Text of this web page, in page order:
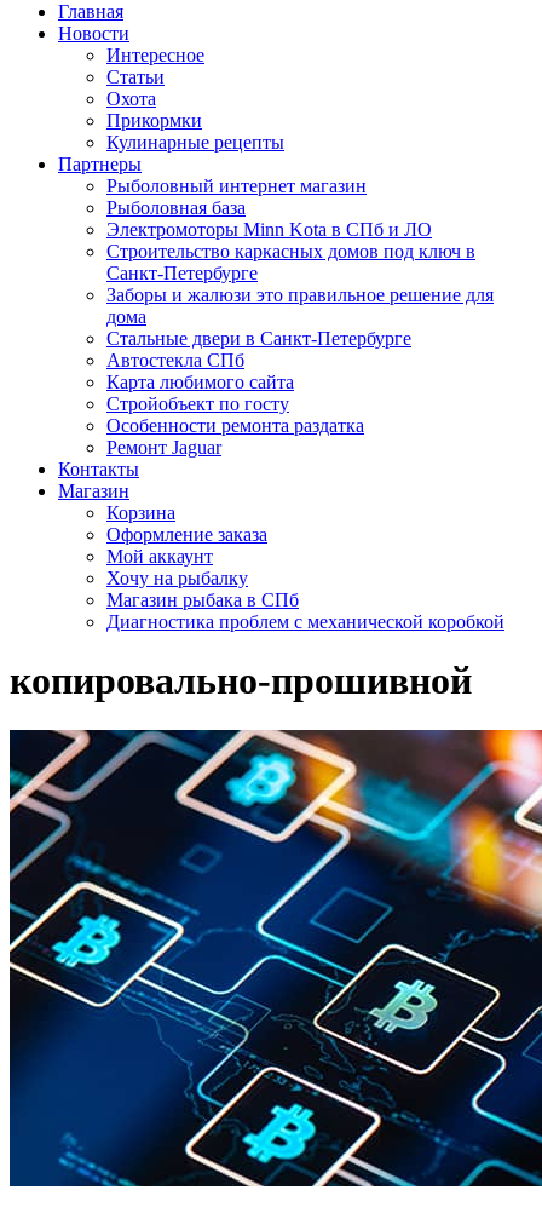
Главная
Новости
Интересное
Статьи
Охота
Прикормки
Кулинарные рецепты
Партнеры
Рыболовный интернет магазин
Рыболовная база
Электромоторы Minn Kota в СПб и ЛО
Строительство каркасных домов под ключ в
Санкт-Петербурге
Заборы и жалюзи это правильное решение для
дома
Стальные двери в Санкт-Петербурге
Автостекла СПб
Карта любимого сайта
Стройобъект по госту
Особенности ремонта раздатка
Ремонт Jaguar
Контакты
Магазин
Корзина
Оформление заказа
Мой аккаунт
Хочу на рыбалку
Магазин рыбака в СПб
Диагностика проблем с механической коробкой
копировально-прошивной